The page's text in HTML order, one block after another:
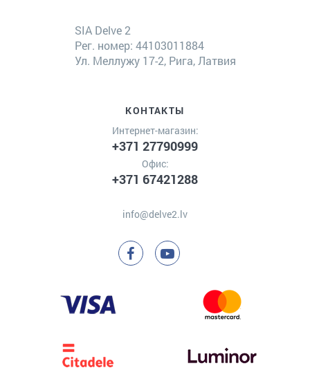
SIA Delve 2
Рег. номер: 44103011884
Ул. Меллужу 17-2, Рига, Латвия
КОНТАКТЫ
Интернет-магазин:
+371 27790999
Офис:
+371 67421288
info@delve2.lv